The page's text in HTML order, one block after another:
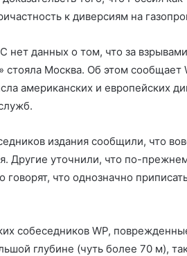
к диверсиям на
нет данных о том, что за
стояла Москва. Об этом сообщает
американских и европейских
издания сообщили, что
Другие уточнили, что по-
говорят, что однозначно
собеседников WP,
глубине (чуть более 70 м),
ДНР
пунктом Шевченко в